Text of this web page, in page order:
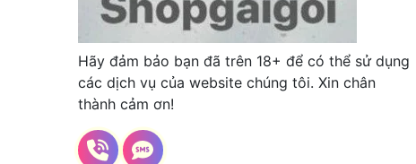
Hãy đảm bảo bạn đã trên 18+ để có thể sử dụng
các dịch vụ của website chúng tôi. Xin chân
thành cảm ơn!